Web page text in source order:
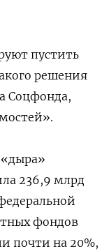
пустить
решения
Соцфонда,
«дыра»
236,9 млрд
фондов
почти на 20%,